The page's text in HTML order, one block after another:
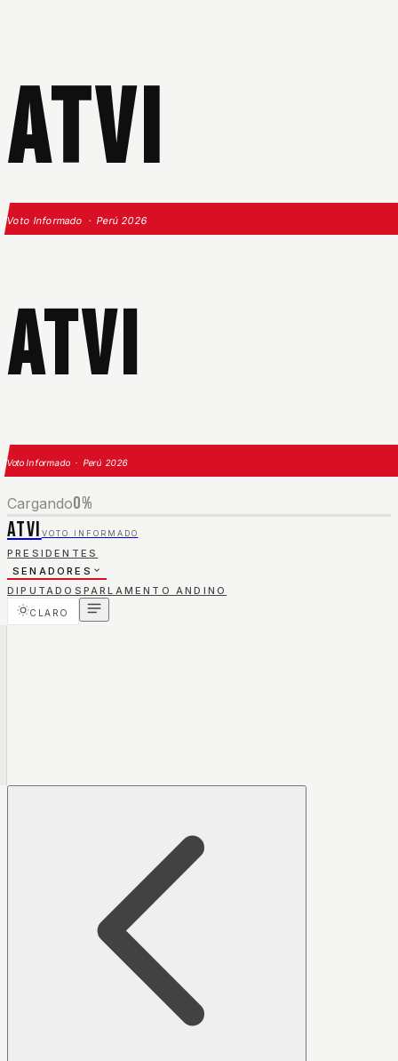
ATVI
Voto Informado · Perú 2026
ATVI
Voto Informado · Perú 2026
Cargando0%
ATVI VOTO INFORMADO
PRESIDENTES
SENADORES
DIPUTADOS PARLAMENTO ANDINO
CLARO